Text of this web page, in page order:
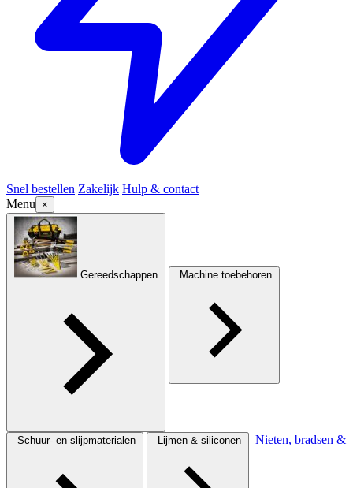
Snel bestellen Zakelijk Hulp & contact
Menu
×
Gereedschappen Machine toebehoren
Schuur- en slijpmaterialen Lijmen & siliconen Nieten, bradsen &